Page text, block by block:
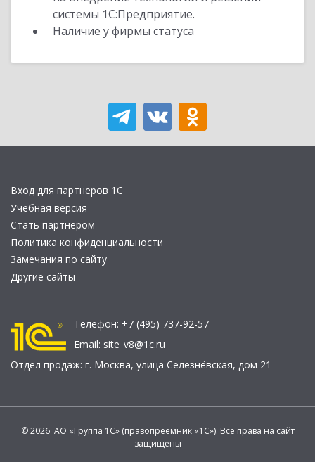
системы 1С:Предприятие.
Наличие у фирмы статуса
Вход для партнеров 1С
Учебная версия
Стать партнером
Политика конфиденциальности
Замечания по сайту
Другие сайты
Телефон: +7 (495) 737-92-57
Email: site_v8@1c.ru
Отдел продаж: г. Москва, улица Селезнёвская, дом 21
© 2026 АО «Группа 1С» (правопреемник «1С»). Все права на сайт
защищены